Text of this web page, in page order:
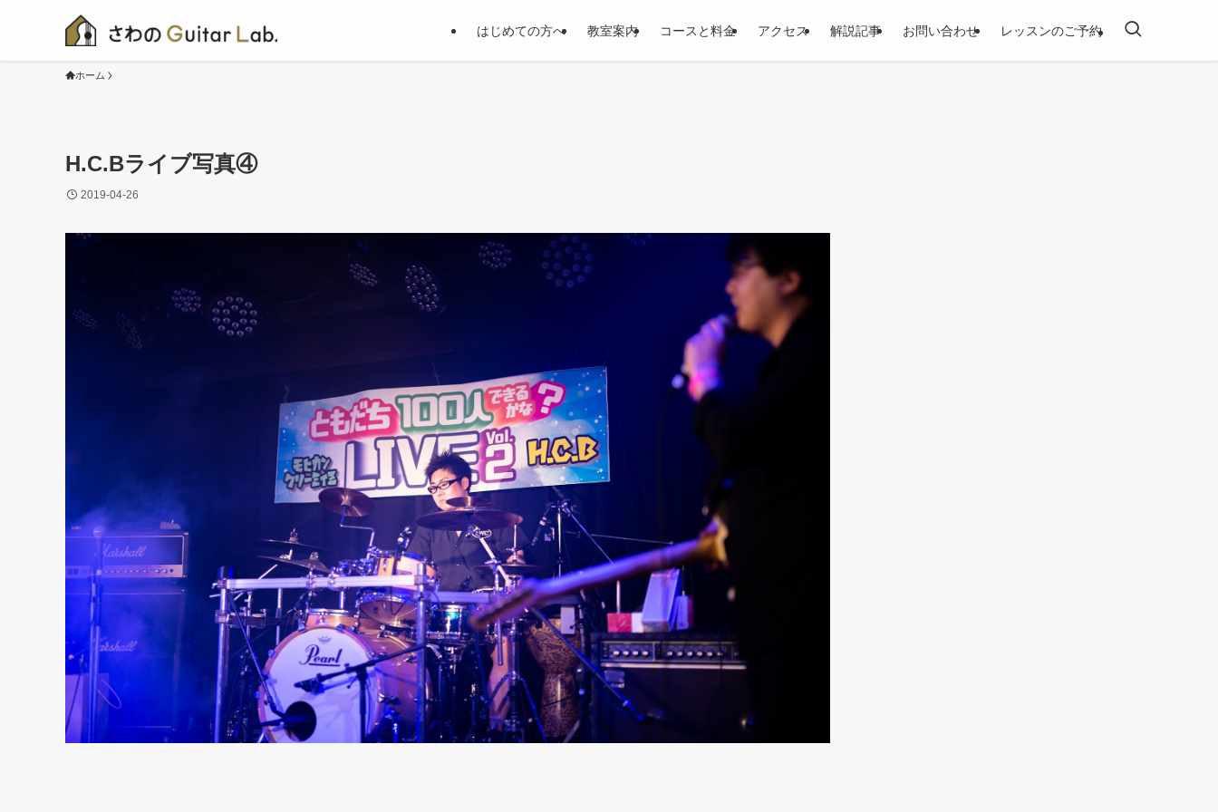
はじめての方へ 教室案内 コースと料金 アクセス 解説記事 お問い合わせ レッスンのご予約
ホーム
H.C.Bライブ写真④
2019-04-26